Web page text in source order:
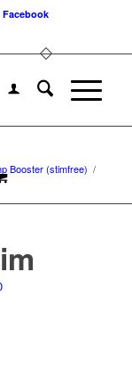
Facebook
Booster (stimfree) /